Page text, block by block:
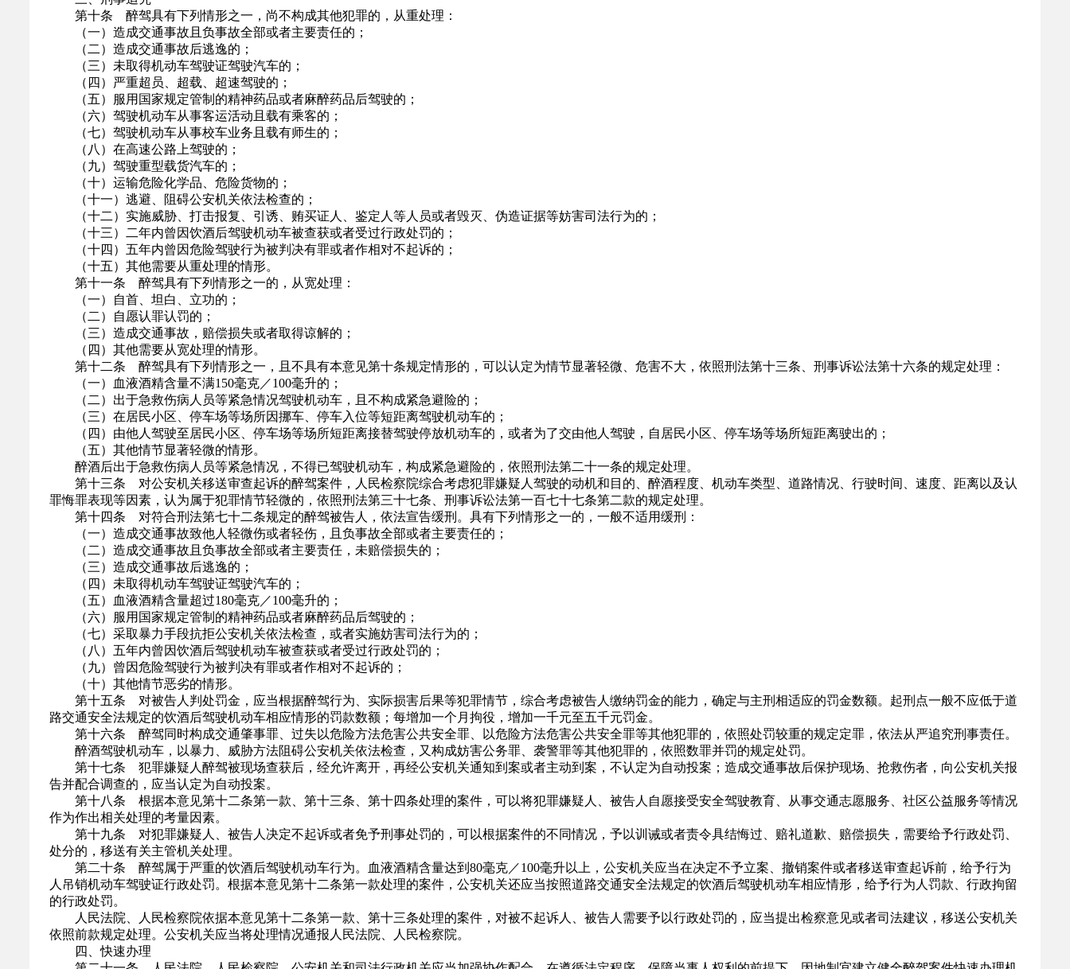
第十条 醉驾具有下列情形之一，尚不构成其他犯罪的，从重处理：
（一）造成交通事故且负事故全部或者主要责任的；
（二）造成交通事故后逃逸的；
（三）未取得机动车驾驶证驾驶汽车的；
（四）严重超员、超载、超速驾驶的；
（五）服用国家规定管制的精神药品或者麻醉药品后驾驶的；
（六）驾驶机动车从事客运活动且载有乘客的；
（七）驾驶机动车从事校车业务且载有师生的；
（八）在高速公路上驾驶的；
（九）驾驶重型载货汽车的；
（十）运输危险化学品、危险货物的；
（十一）逃避、阻碍公安机关依法检查的；
（十二）实施威胁、打击报复、引诱、贿买证人、鉴定人等人员或者毁灭、伪造证据等妨害司法行为的；
（十三）二年内曾因饮酒后驾驶机动车被查获或者受过行政处罚的；
（十四）五年内曾因危险驾驶行为被判决有罪或者作相对不起诉的；
（十五）其他需要从重处理的情形。
第十一条 醉驾具有下列情形之一的，从宽处理：
（一）自首、坦白、立功的；
（二）自愿认罪认罚的；
（三）造成交通事故，赔偿损失或者取得谅解的；
（四）其他需要从宽处理的情形。
第十二条 醉驾具有下列情形之一，且不具有本意见第十条规定情形的，可以认定为情节显著轻微、危害不大，依照刑法第十三条、刑事诉讼法第十六条的规定处理：
（一）血液酒精含量不满150毫克／100毫升的；
（二）出于急救伤病人员等紧急情况驾驶机动车，且不构成紧急避险的；
（三）在居民小区、停车场等场所因挪车、停车入位等短距离驾驶机动车的；
（四）由他人驾驶至居民小区、停车场等场所短距离接替驾驶停放机动车的，或者为了交由他人驾驶，自居民小区、停车场等场所短距离驶出的；
（五）其他情节显著轻微的情形。
醉酒后出于急救伤病人员等紧急情况，不得已驾驶机动车，构成紧急避险的，依照刑法第二十一条的规定处理。
第十三条 对公安机关移送审查起诉的醉驾案件，人民检察院综合考虑犯罪嫌疑人驾驶的动机和目的、醉酒程度、机动车类型、道路情况、行驶时间、速度、距离以及认
罪悔罪表现等因素，认为属于犯罪情节轻微的，依照刑法第三十七条、刑事诉讼法第一百七十七条第二款的规定处理。
第十四条 对符合刑法第七十二条规定的醉驾被告人，依法宣告缓刑。具有下列情形之一的，一般不适用缓刑：
（一）造成交通事故致他人轻微伤或者轻伤，且负事故全部或者主要责任的；
（二）造成交通事故且负事故全部或者主要责任，未赔偿损失的；
（三）造成交通事故后逃逸的；
（四）未取得机动车驾驶证驾驶汽车的；
（五）血液酒精含量超过180毫克／100毫升的；
（六）服用国家规定管制的精神药品或者麻醉药品后驾驶的；
（七）采取暴力手段抗拒公安机关依法检查，或者实施妨害司法行为的；
（八）五年内曾因饮酒后驾驶机动车被查获或者受过行政处罚的；
（九）曾因危险驾驶行为被判决有罪或者作相对不起诉的；
（十）其他情节恶劣的情形。
第十五条 对被告人判处罚金，应当根据醉驾行为、实际损害后果等犯罪情节，综合考虑被告人缴纳罚金的能力，确定与主刑相适应的罚金数额。起刑点一般不应低于道
路交通安全法规定的饮酒后驾驶机动车相应情形的罚款数额；每增加一个月拘役，增加一千元至五千元罚金。
第十六条 醉驾同时构成交通肇事罪、过失以危险方法危害公共安全罪、以危险方法危害公共安全罪等其他犯罪的，依照处罚较重的规定定罪，依法从严追究刑事责任。
醉酒驾驶机动车，以暴力、威胁方法阻碍公安机关依法检查，又构成妨害公务罪、袭警罪等其他犯罪的，依照数罪并罚的规定处罚。
第十七条 犯罪嫌疑人醉驾被现场查获后，经允许离开，再经公安机关通知到案或者主动到案，不认定为自动投案；造成交通事故后保护现场、抢救伤者，向公安机关报
告并配合调查的，应当认定为自动投案。
第十八条 根据本意见第十二条第一款、第十三条、第十四条处理的案件，可以将犯罪嫌疑人、被告人自愿接受安全驾驶教育、从事交通志愿服务、社区公益服务等情况
作为作出相关处理的考量因素。
第十九条 对犯罪嫌疑人、被告人决定不起诉或者免予刑事处罚的，可以根据案件的不同情况，予以训诫或者责令具结悔过、赔礼道歉、赔偿损失，需要给予行政处罚、
处分的，移送有关主管机关处理。
第二十条 醉驾属于严重的饮酒后驾驶机动车行为。血液酒精含量达到80毫克／100毫升以上，公安机关应当在决定不予立案、撤销案件或者移送审查起诉前，给予行为
人吊销机动车驾驶证行政处罚。根据本意见第十二条第一款处理的案件，公安机关还应当按照道路交通安全法规定的饮酒后驾驶机动车相应情形，给予行为人罚款、行政拘留
的行政处罚。
人民法院、人民检察院依据本意见第十二条第一款、第十三条处理的案件，对被不起诉人、被告人需要予以行政处罚的，应当提出检察意见或者司法建议，移送公安机关
依照前款规定处理。公安机关应当将处理情况通报人民法院、人民检察院。
四、快速办理